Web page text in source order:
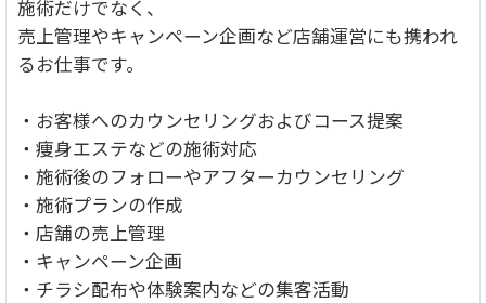
施術だけでなく、
売上管理やキャンペーン企画など店舗運営にも携われ
るお仕事です。
・お客様へのカウンセリングおよびコース提案
・痩身エステなどの施術対応
・施術後のフォローやアフターカウンセリング
・施術プランの作成
・店舗の売上管理
・キャンペーン企画
・チラシ配布や体験案内などの集客活動